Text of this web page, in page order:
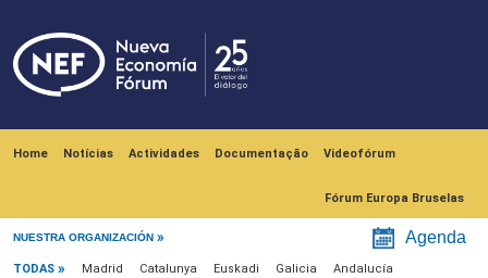
Home Notícias Actividades Documentação Videofórum
Fórum Europa Bruselas
NUESTRA ORGANIZACIÓN Agenda
Menú noticias
TODAS Madrid Catalunya Euskadi Galicia Andalucía